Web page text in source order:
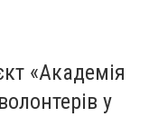
«Академія
у